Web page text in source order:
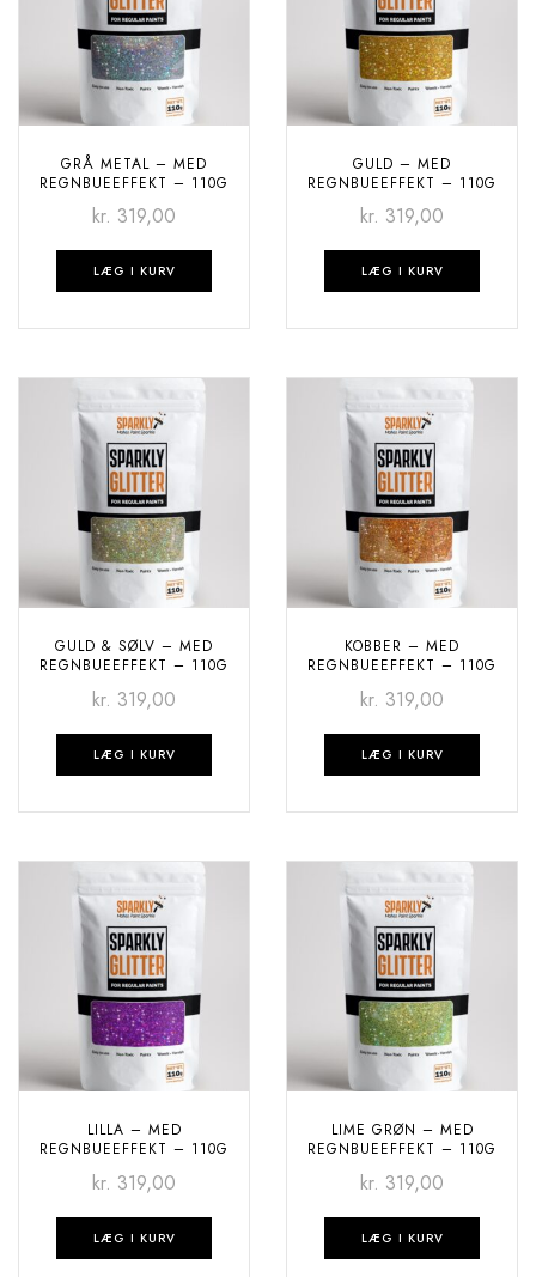
GRÅ METAL – MED
REGNBUEEFFEKT – 110G
kr. 319,00
LÆG I KURV
GULD – MED
REGNBUEEFFEKT – 110G
kr. 319,00
LÆG I KURV
GULD & SØLV – MED
REGNBUEEFFEKT – 110G
kr. 319,00
LÆG I KURV
KOBBER – MED
REGNBUEEFFEKT – 110G
kr. 319,00
LÆG I KURV
LILLA – MED
REGNBUEEFFEKT – 110G
kr. 319,00
LÆG I KURV
LIME GRØN – MED
REGNBUEEFFEKT – 110G
kr. 319,00
LÆG I KURV